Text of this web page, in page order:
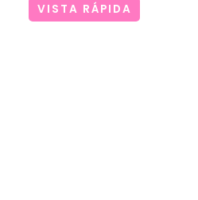
VISTA RÁPIDA